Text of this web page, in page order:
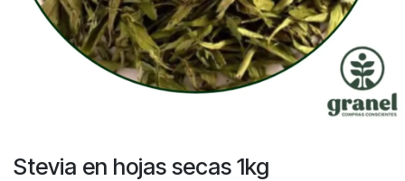
Stevia en hojas secas 1kg